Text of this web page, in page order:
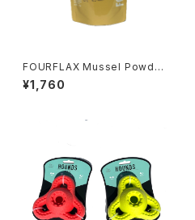
FOURFLAX Mussel Powder
30g フォーフラックス マッスル
パウダー
¥1,760